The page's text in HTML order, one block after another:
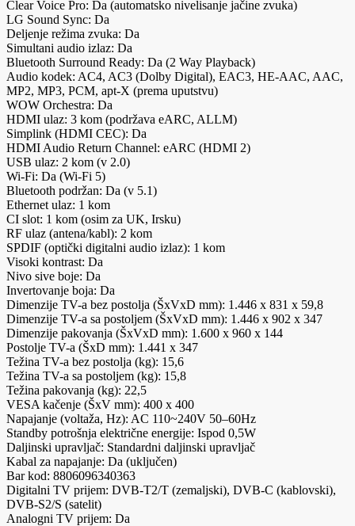
Clear Voice Pro: Da (automatsko nivelisanje jačine zvuka)
LG Sound Sync: Da
Deljenje režima zvuka: Da
Simultani audio izlaz: Da
Bluetooth Surround Ready: Da (2 Way Playback)
Audio kodek: AC4, AC3 (Dolby Digital), EAC3, HE-AAC, AAC,
MP2, MP3, PCM, apt-X (prema uputstvu)
WOW Orchestra: Da
HDMI ulaz: 3 kom (podržava eARC, ALLM)
Simplink (HDMI CEC): Da
HDMI Audio Return Channel: eARC (HDMI 2)
USB ulaz: 2 kom (v 2.0)
Wi-Fi: Da (Wi-Fi 5)
Bluetooth podržan: Da (v 5.1)
Ethernet ulaz: 1 kom
CI slot: 1 kom (osim za UK, Irsku)
RF ulaz (antena/kabl): 2 kom
SPDIF (optički digitalni audio izlaz): 1 kom
Visoki kontrast: Da
Nivo sive boje: Da
Invertovanje boja: Da
Dimenzije TV-a bez postolja (ŠxVxD mm): 1.446 x 831 x 59,8
Dimenzije TV-a sa postoljem (ŠxVxD mm): 1.446 x 902 x 347
Dimenzije pakovanja (ŠxVxD mm): 1.600 x 960 x 144
Postolje TV-a (ŠxD mm): 1.441 x 347
Težina TV-a bez postolja (kg): 15,6
Težina TV-a sa postoljem (kg): 15,8
Težina pakovanja (kg): 22,5
VESA kačenje (ŠxV mm): 400 x 400
Napajanje (voltaža, Hz): AC 110~240V 50–60Hz
Standby potrošnja električne energije: Ispod 0,5W
Daljinski upravljač: Standardni daljinski upravljač
Kabal za napajanje: Da (uključen)
Bar kod: 8806096340363
Digitalni TV prijem: DVB-T2/T (zemaljski), DVB-C (kablovski),
DVB-S2/S (satelit)
Analogni TV prijem: Da